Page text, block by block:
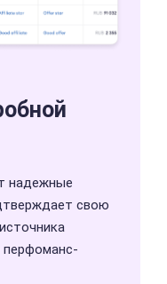
надежные
свою